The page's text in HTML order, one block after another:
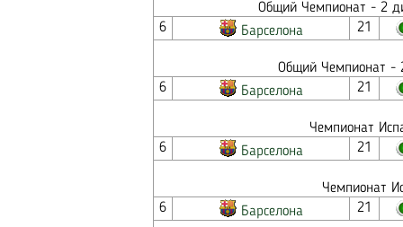
Общий Чемпионат - 2
6
Барселона 21
Общий Чемпионат -
6
Барселона 21
Чемпионат
6
Барселона 21
Чемпионат
6
Барселона 21